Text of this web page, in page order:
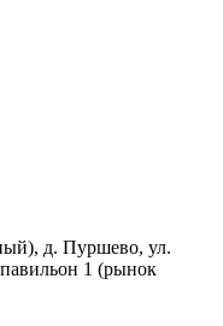
д. Пуршево, ул.
1 (рынок